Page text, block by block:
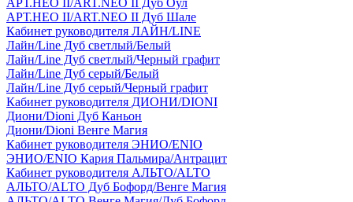
АРТ.НЕО II/ART.NEO II Дуб Оул
АРТ.НЕО II/ART.NEO II Дуб Шале
Кабинет руководителя ЛАЙН/LINE
Лайн/Line Дуб светлый/Белый
Лайн/Line Дуб светлый/Черный графит
Лайн/Line Дуб серый/Белый
Лайн/Line Дуб серый/Черный графит
Кабинет руководителя ДИОНИ/DIONI
Диони/Dioni Дуб Каньон
Диони/Dioni Венге Магия
Кабинет руководителя ЭНИО/ENIO
ЭНИО/ENIO Кария Пальмира/Антрацит
Кабинет руководителя АЛЬТО/ALTO
АЛЬТО/ALTO Дуб Бофорд/Венге Магия